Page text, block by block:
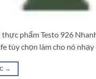
phẩm Testo 926
tùy chọn làm cho nó
→